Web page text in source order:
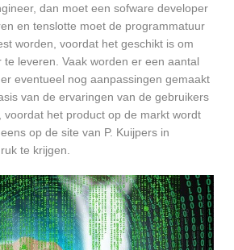
dan moet een sofware developer
en tenslotte moet de programmatuur
worden, voordat het geschikt is om
leveren. Vaak worden er een aantal
eventueel nog aanpassingen gemaakt
van de ervaringen van de gebruikers
voordat het product op de markt wordt
op de site van P. Kuijpers in
te krijgen.